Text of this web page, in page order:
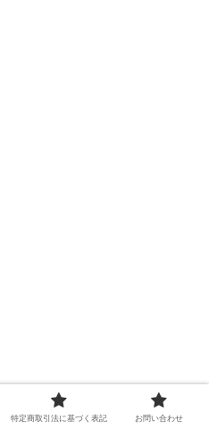
特定商取引法に基づく表記 お問い合わせ